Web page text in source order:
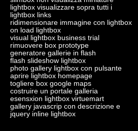
lightbox visualizzare sopra tutti i
lightbox links
ridimensionare immagine con lightbox
on load lightbox
visual lightbox business trial
rimuovere box prototype
generatore gallerie in flash
flash slideshow lightbox
photo gallery lightbox con pulsante
aprire lightbox homepage
togliere box google maps
costruire un portale galleria
esensxion lightbox virtuemart
gallery javascrip con descrizione e
jquery inline lightbox